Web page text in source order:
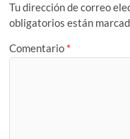
Tu dirección de correo
obligatorios están
Comentario *